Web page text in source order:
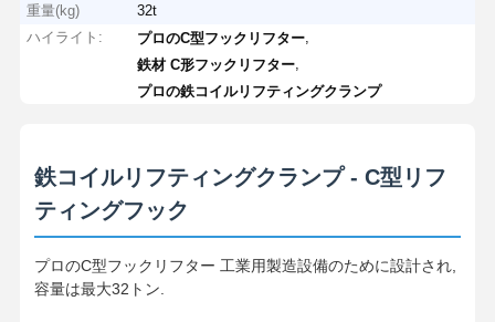
重量(kg)
32t
ハイライト:
プロのC型フックリフター
鉄材 C形フックリフター
プロの鉄コイルリフティングクランプ
鉄コイルリフティングクランプ - C型リフ
ティングフック
プロのC型フックリフター 工業用製造設備のために設計され,
容量は最大32トン.